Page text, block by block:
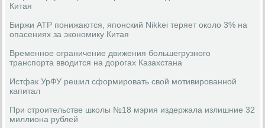
Китая
Биржи АТР понижаются, японский Nikkei теряет около 3% на
опасениях за экономику Китая
Временное ограничение движения большегрузного
транспорта вводится на дорогах Казахстана
Истфак УрФУ решил сформировать свой мотивированной
капитал
При строительстве школы №18 мэрия издержала излишние 32
миллиона рублей